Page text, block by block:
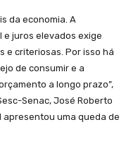
da economia. A
e juros elevados exige
e criteriosas. Por isso há
de consumir e a
a longo prazo”,
Senac, José Roberto
apresentou uma queda de